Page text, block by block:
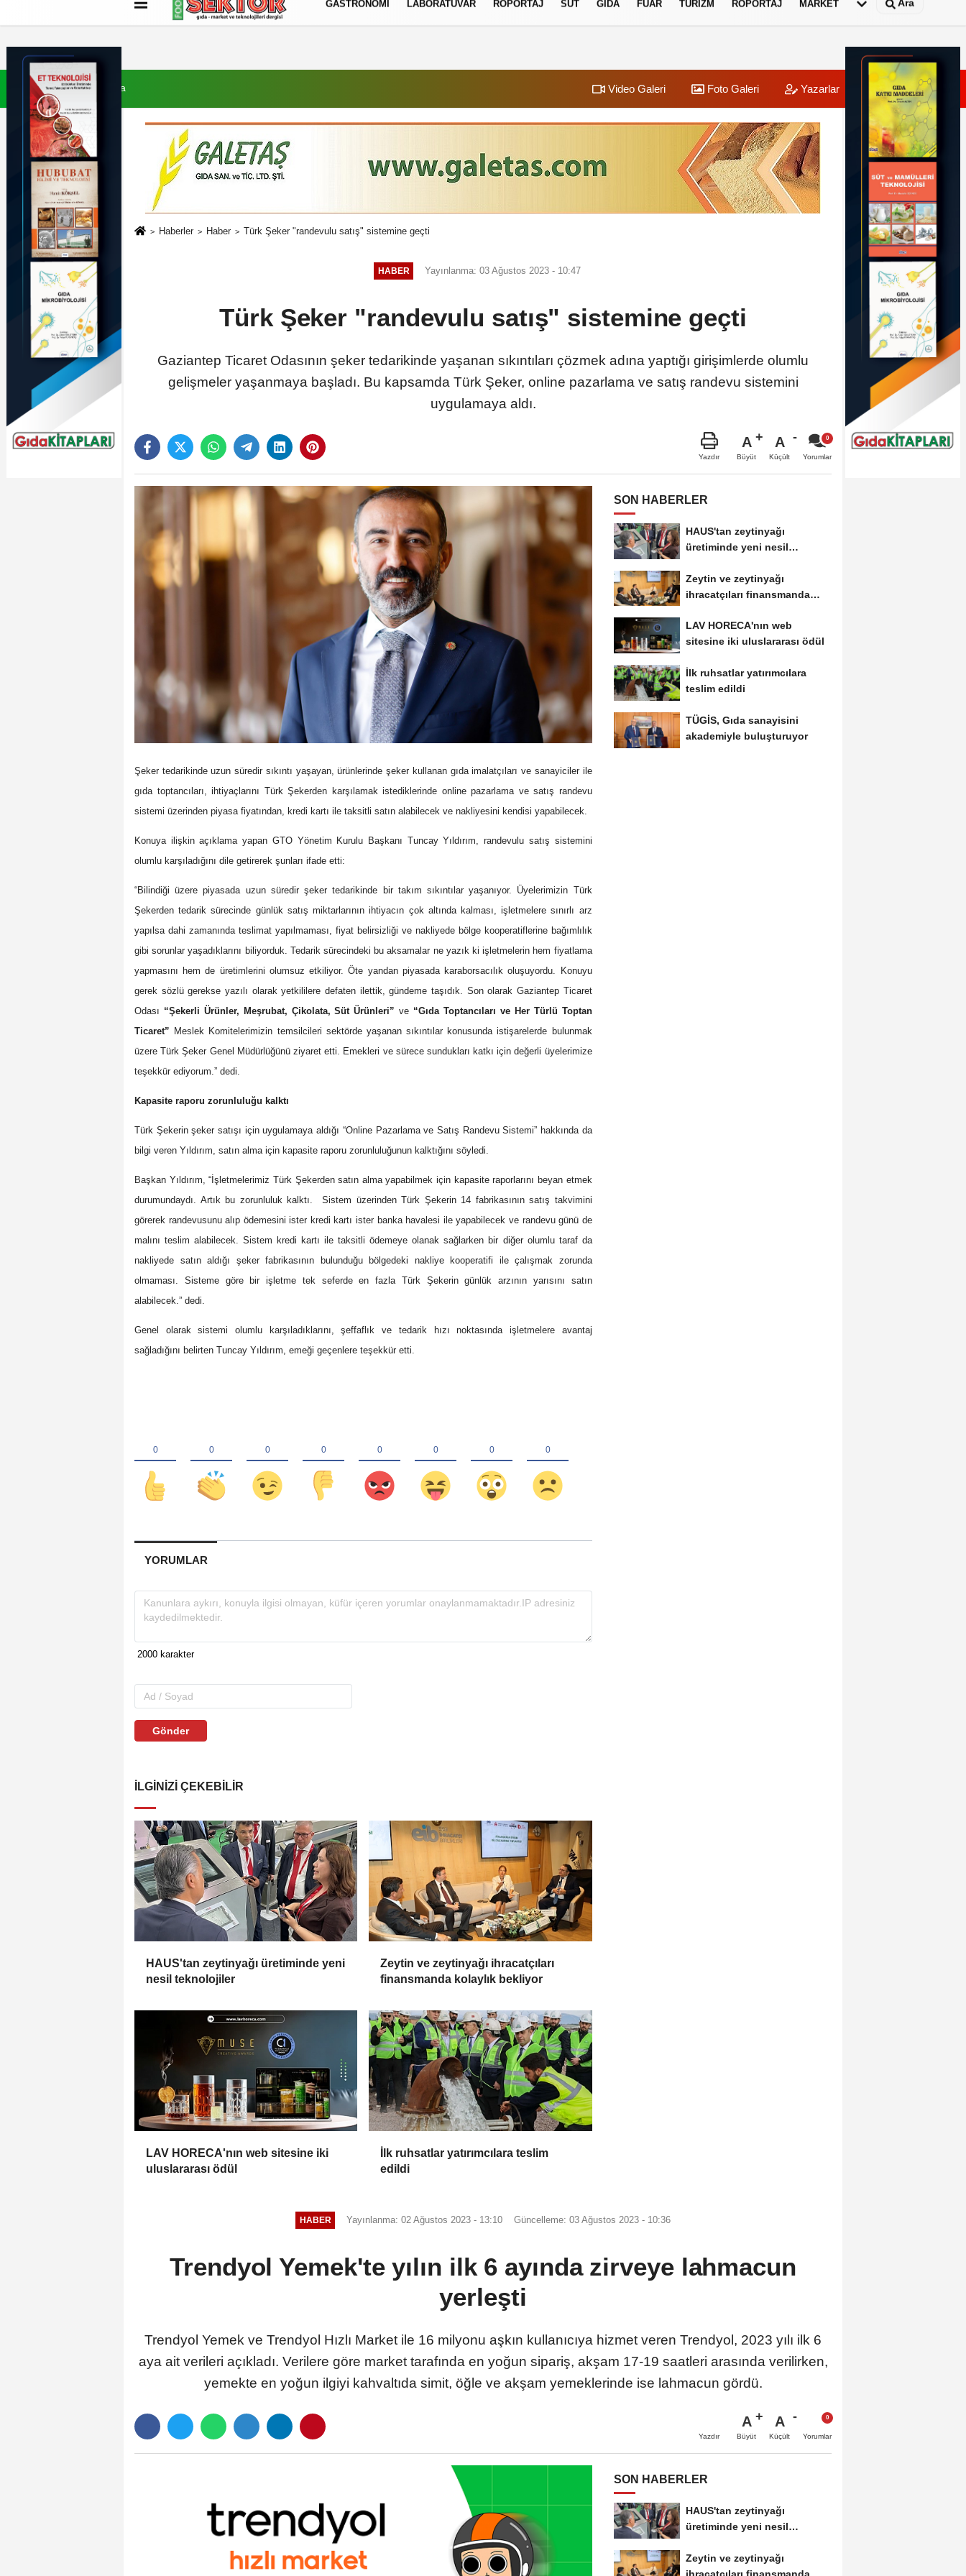
İletişim Çerez Politikası
GASTRONOMI LABORATUVAR RÖPORTAJ SÜT GIDA FUAR TURIZM RÖPORTAJ MARKET Ara
7 Ağustos 2026, Cuma Video Galeri Foto Galeri Yazarlar Üye Paneli
Haberler Haber Türk Şeker "randevulu satış" sistemine geçti
HABER Yayınlanma: 03 Ağustos 2023 - 10:47
Türk Şeker "randevulu satış" sistemine geçti
Gaziantep Ticaret Odasının şeker tedarikinde yaşanan sıkıntıları çözmek adına yaptığı girişimlerde olumlu
gelişmeler yaşanmaya başladı. Bu kapsamda Türk Şeker, online pazarlama ve satış randevu sistemini
uygulamaya aldı.
Yazdır
A
Büyüt
A
Küçült Yorumlar
Şeker tedarikinde uzun süredir sıkıntı yaşayan, ürünlerinde şeker kullanan gıda imalatçıları ve sanayiciler ile
gıda toptancıları, ihtiyaçlarını Türk Şekerden karşılamak istediklerinde online pazarlama ve satış randevu
sistemi üzerinden piyasa fiyatından, kredi kartı ile taksitli satın alabilecek ve nakliyesini kendisi yapabilecek.
Konuya ilişkin açıklama yapan GTO Yönetim Kurulu Başkanı Tuncay Yıldırım, randevulu satış sistemini
olumlu karşıladığını dile getirerek şunları ifade etti:
“Bilindiği üzere piyasada uzun süredir şeker tedarikinde bir takım sıkıntılar yaşanıyor. Üyelerimizin Türk
Şekerden tedarik sürecinde günlük satış miktarlarının ihtiyacın çok altında kalması, işletmelere sınırlı arz
yapılsa dahi zamanında teslimat yapılmaması, fiyat belirsizliği ve nakliyede bölge kooperatiflerine bağımlılık
gibi sorunlar yaşadıklarını biliyorduk. Tedarik sürecindeki bu aksamalar ne yazık ki işletmelerin hem fiyatlama
yapmasını hem de üretimlerini olumsuz etkiliyor. Öte yandan piyasada karaborsacılık oluşuyordu. Konuyu
gerek sözlü gerekse yazılı olarak yetkililere defaten ilettik, gündeme taşıdık. Son olarak Gaziantep Ticaret
Odası “Şekerli Ürünler, Meşrubat, Çikolata, Süt Ürünleri” ve “Gıda Toptancıları ve Her Türlü Toptan
Ticaret” Meslek Komitelerimizin temsilcileri sektörde yaşanan sıkıntılar konusunda istişarelerde bulunmak
üzere Türk Şeker Genel Müdürlüğünü ziyaret etti. Emekleri ve sürece sundukları katkı için değerli üyelerimize
teşekkür ediyorum.” dedi.
Kapasite raporu zorunluluğu kalktı
Türk Şekerin şeker satışı için uygulamaya aldığı “Online Pazarlama ve Satış Randevu Sistemi” hakkında da
bilgi veren Yıldırım, satın alma için kapasite raporu zorunluluğunun kalktığını söyledi.
Başkan Yıldırım, “İşletmelerimiz Türk Şekerden satın alma yapabilmek için kapasite raporlarını beyan etmek
durumundaydı. Artık bu zorunluluk kalktı. Sistem üzerinden Türk Şekerin 14 fabrikasının satış takvimini
görerek randevusunu alıp ödemesini ister kredi kartı ister banka havalesi ile yapabilecek ve randevu günü de
malını teslim alabilecek. Sistem kredi kartı ile taksitli ödemeye olanak sağlarken bir diğer olumlu taraf da
nakliyede satın aldığı şeker fabrikasının bulunduğu bölgedeki nakliye kooperatifi ile çalışmak zorunda
olmaması. Sisteme göre bir işletme tek seferde en fazla Türk Şekerin günlük arzının yarısını satın
alabilecek.” dedi.
Genel olarak sistemi olumlu karşıladıklarını, şeffaflık ve tedarik hızı noktasında işletmelere avantaj
sağladığını belirten Tuncay Yıldırım, emeği geçenlere teşekkür etti.
YORUMLAR
Gönder
İLGINIZI ÇEKEBILIR
HAUS'tan zeytinyağı üretiminde yeni
nesil teknolojiler
Zeytin ve zeytinyağı ihracatçıları
finansmanda kolaylık bekliyor
LAV HORECA'nın web sitesine iki
uluslararası ödül
İlk ruhsatlar yatırımcılara teslim
edildi
SON HABERLER
HAUS'tan zeytinyağı
üretiminde yeni nesil
Zeytin ve zeytinyağı
ihracatçıları finansmanda
LAV HORECA'nın web
sitesine iki uluslararası ödül
İlk ruhsatlar yatırımcılara
teslim edildi
TÜGİS, Gıda sanayisini
akademiyle buluşturuyor
HABER Yayınlanma: 02 Ağustos 2023 - 13:10 Güncelleme: 03 Ağustos 2023 - 10:36
Trendyol Yemek'te yılın ilk 6 ayında zirveye lahmacun
yerleşti
Trendyol Yemek ve Trendyol Hızlı Market ile 16 milyonu aşkın kullanıcıya hizmet veren Trendyol, 2023 yılı ilk 6
aya ait verileri açıkladı. Verilere göre market tarafında en yoğun sipariş, akşam 17-19 saatleri arasında verilirken,
yemekte en yoğun ilgiyi kahvaltıda simit, öğle ve akşam yemeklerinde ise lahmacun gördü.
Yazdır
A
Büyüt
A
Küçült Yorumlar
SON HABERLER
HAUS'tan zeytinyağı
üretiminde yeni nesil
Zeytin ve zeytinyağı